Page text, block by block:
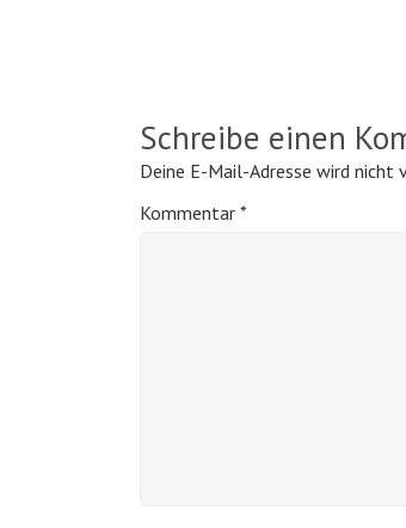
Schreibe einen
Deine E-Mail-Adresse wird
Kommentar *